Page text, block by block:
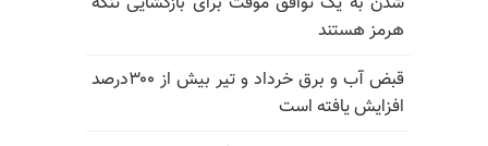
هرمز هستند
قبض آب و برق خرداد و تیر بیش از ۳۰۰درصد
افزایش یافته است